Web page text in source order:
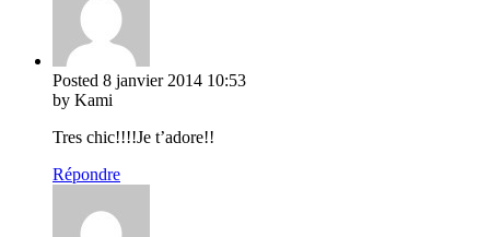
Posted 8 janvier 2014 10:53
by Kami
Tres chic!!!!Je t’adore!!
Répondre